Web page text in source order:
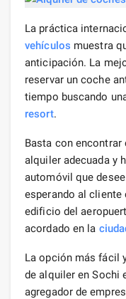
La práctica
vehículos muestra
anticipación. La
reservar un coche
tiempo buscando
resort.
Basta con encontrar
alquiler adecuada y
automóvil que
esperando al
edificio del
acordado en la
La opción más fácil
de alquiler en Sochi
agregador de